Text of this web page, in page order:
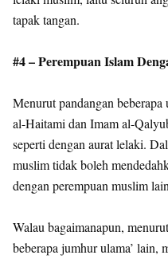
tapak tangan.
#4 – Perempuan Islam
Menurut pandangan
al-Haitami dan Imam al-
seperti dengan aurat lelaki.
muslim tidak boleh
dengan perempuan muslim
Walau bagaimanapun,
beberapa jumhur ulama’ lain,